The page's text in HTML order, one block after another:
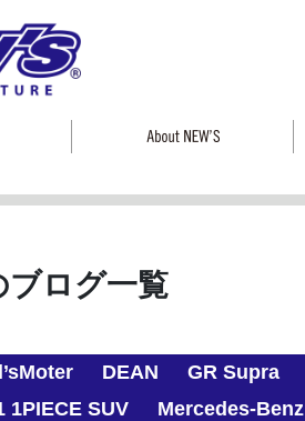
ログ一覧
DEAN GR Supra
1PIECE SUV Mercedes-Benz